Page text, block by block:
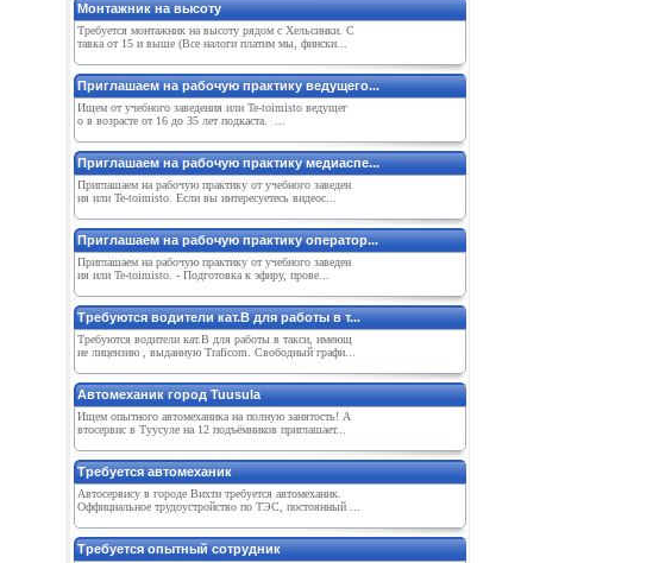
Монтажник на высоту
Требуется монтажник на высоту рядом с Хельсинки. С
тавка от 15 и выше (Все налоги платим мы, фински...
Приглашаем на рабочую практику ведущего...
Ищем от учебного заведения или Te-toimisto ведущег
о в возрасте от 16 до З5 лет подкаста. ...
Приглашаем на рабочую практику медиаспе...
Приглашаем на рабочую практику от учебного заведен
ия или Te-toimisto. Если вы интересуетесь видеос...
Приглашаем на рабочую практику оператор...
Приглашаем на рабочую практику от учебного заведен
ия или Te-toimisto. - Подготовка к эфиру, прове...
Требуются водители кат.В для работы в т...
Требуются водители кат.В для работы в такси, имеющ
ие лицензию , выданную Traficom. Свободный графи...
Автомеханик город Tuusula
Ищем опытного автомеханика на полную занятость! А
втосервис в Туусуле на 12 подъёмников приглашает...
Требуется автомеханик
Автосервису в городе Вихти требуется автомеханик.
Оффициальное трудоустройство по ТЭС, постоянный ...
Требуется опытный сотрудник